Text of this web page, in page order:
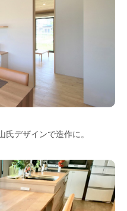
デザインで造作に。